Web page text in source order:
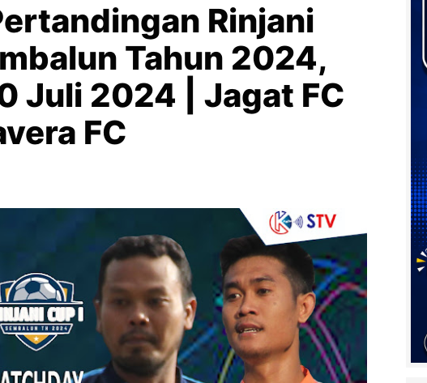
Rinjani
Tahun 2024,
Juli 2024 | Jagat FC
FC